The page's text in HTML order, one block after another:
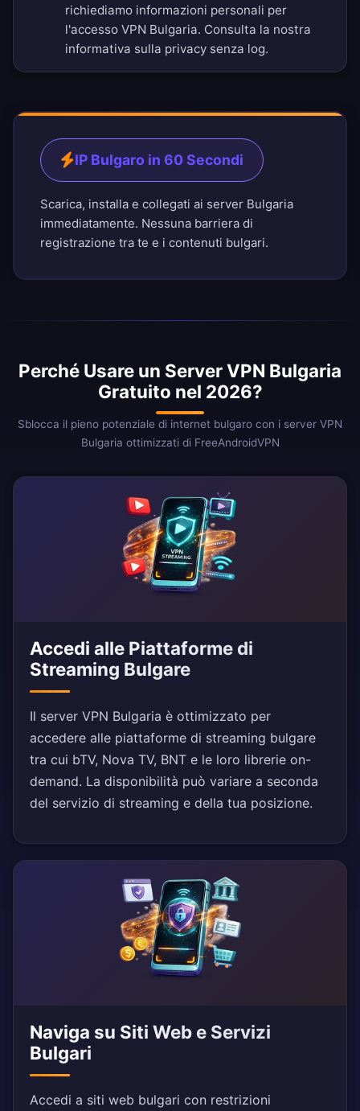
richiediamo informazioni personali per
l'accesso VPN Bulgaria. Consulta la nostra
informativa sulla privacy senza log.
IP Bulgaro in 60 Secondi
Scarica, installa e collegati ai server Bulgaria
immediatamente. Nessuna barriera di
registrazione tra te e i contenuti bulgari.
Perché Usare un Server VPN Bulgaria
Gratuito nel 2026?
Sblocca il pieno potenziale di internet bulgaro con i server VPN
Bulgaria ottimizzati di FreeAndroidVPN
Accedi alle Piattaforme di
Streaming Bulgare
Il server VPN Bulgaria è ottimizzato per
accedere alle piattaforme di streaming bulgare
tra cui bTV, Nova TV, BNT e le loro librerie on-
demand. La disponibilità può variare a seconda
del servizio di streaming e della tua posizione.
Naviga su Siti Web e Servizi
Bulgari
Accedi a siti web bulgari con restrizioni